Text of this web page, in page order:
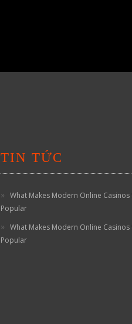
TIN TỨC
What Makes Modern Online Casinos
Popular
What Makes Modern Online Casinos
Popular